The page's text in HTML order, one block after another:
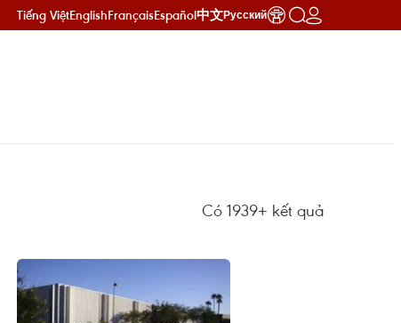
Tiếng ViệtEnglishFrançaisEspañol中文Русский
Có 1939+ kết quả